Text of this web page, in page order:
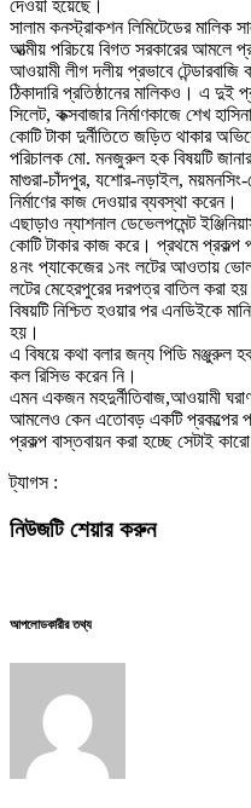
দেওয়া হয়েছে।
সালাম কনস্ট্রাকশন লিমিটেডের মালিক
আত্মীয় পরিচয়ে বিগত সরকারের আমলে
আওয়ামী লীগ দলীয় প্রভাবে টেন্ডারবাজি
ঠিকাদারি প্রতিষ্ঠানের মালিকও। এ দুই
সিলেট, কক্সবাজার নির্মাণকাজে শেখ
কোটি টাকা দুর্নীতিতে জড়িত থাকার
পরিচালক মো. মনজুরুল হক বিষয়টি
মাগুরা-চাঁদপুর, যশোর-নড়াইল,
নির্মাণের কাজ দেওয়ার ব্যবস্থা করেন।
এছাড়াও ন্যাশনাল ডেভেলপমেন্ট
কোটি টাকার কাজ করে। প্রথমে প্রকল্প
৪নং প্যাকেজের ১নং লটের আওতায়
লটের মেহেরপুরের দরপত্র বাতিল করা
বিষয়টি নিশ্চিত হওয়ার পর এনডিইকে
হয়।
এ বিষয়ে কথা বলার জন্য পিডি মঞ্জুরুল
কল রিসিভ করেন নি।
এমন একজন মহদুর্নীতিবাজ,আওয়ামী
আমলেও কেন এতোবড় একটি প্রকল্পের
প্রকল্প বাস্তবায়ন করা হচ্ছে সেটাই
ট্যাগস :
নিউজটি শেয়ার করুন
আপলোডকারীর তথ্য